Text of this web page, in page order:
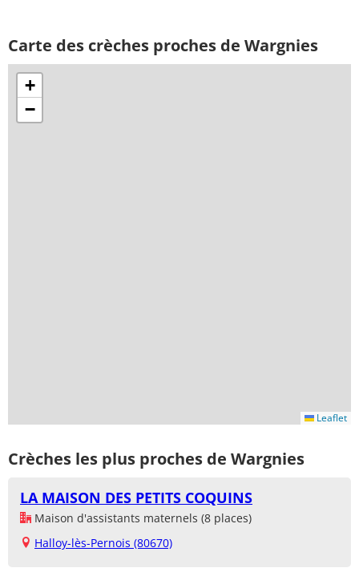
Carte des crèches proches de Wargnies
+
−
Leaflet
Crèches les plus proches de Wargnies
LA MAISON DES PETITS COQUINS
Maison d'assistants maternels (8 places)
Halloy-lès-Pernois (80670)